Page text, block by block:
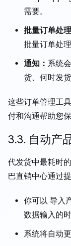
需要。
批量订单处理
批量订单处
通知： 系统
货、何时发
这些订单管理工
付和沟通帮助您
3.3. 自动产
代发货中最耗时
巴直销中心通过
你可以 导入
数据输入的时
系统将自动